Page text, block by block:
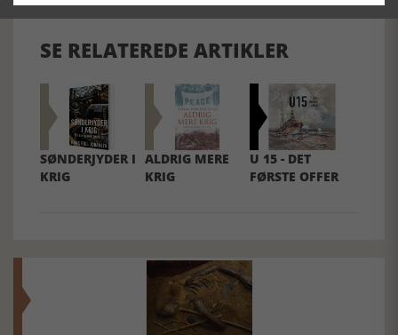
SE RELATEREDE ARTIKLER
SØNDERJYDER I
KRIG
ALDRIG MERE
KRIG
U 15 - DET
FØRSTE OFFER